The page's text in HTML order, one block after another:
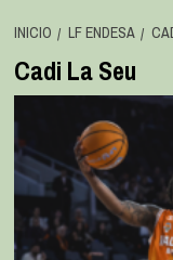
INICIO LF ENDESA
Cadi La Seu